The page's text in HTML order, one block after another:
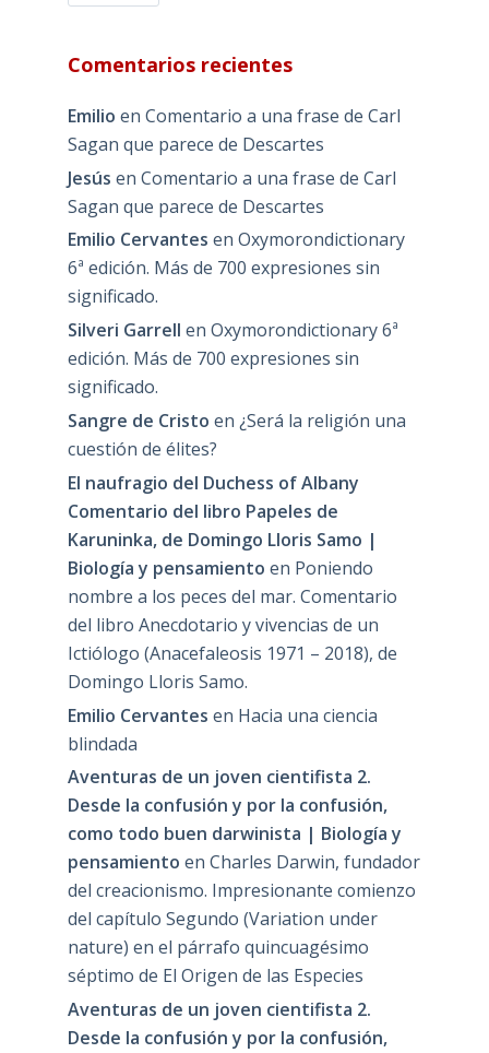
Comentarios recientes
Emilio en Comentario a una frase de Carl
Sagan que parece de Descartes
Jesús en Comentario a una frase de Carl
Sagan que parece de Descartes
Emilio Cervantes en Oxymorondictionary
6ª edición. Más de 700 expresiones sin
significado.
Silveri Garrell en Oxymorondictionary 6ª
edición. Más de 700 expresiones sin
significado.
Sangre de Cristo en ¿Será la religión una
cuestión de élites?
El naufragio del Duchess of Albany
Comentario del libro Papeles de
Karuninka, de Domingo Lloris Samo |
Biología y pensamiento en Poniendo
nombre a los peces del mar. Comentario
del libro Anecdotario y vivencias de un
Ictiólogo (Anacefaleosis 1971 – 2018), de
Domingo Lloris Samo.
Emilio Cervantes en Hacia una ciencia
blindada
Aventuras de un joven cientifista 2.
Desde la confusión y por la confusión,
como todo buen darwinista | Biología y
pensamiento en Charles Darwin, fundador
del creacionismo. Impresionante comienzo
del capítulo Segundo (Variation under
nature) en el párrafo quincuagésimo
séptimo de El Origen de las Especies
Aventuras de un joven cientifista 2.
Desde la confusión y por la confusión,